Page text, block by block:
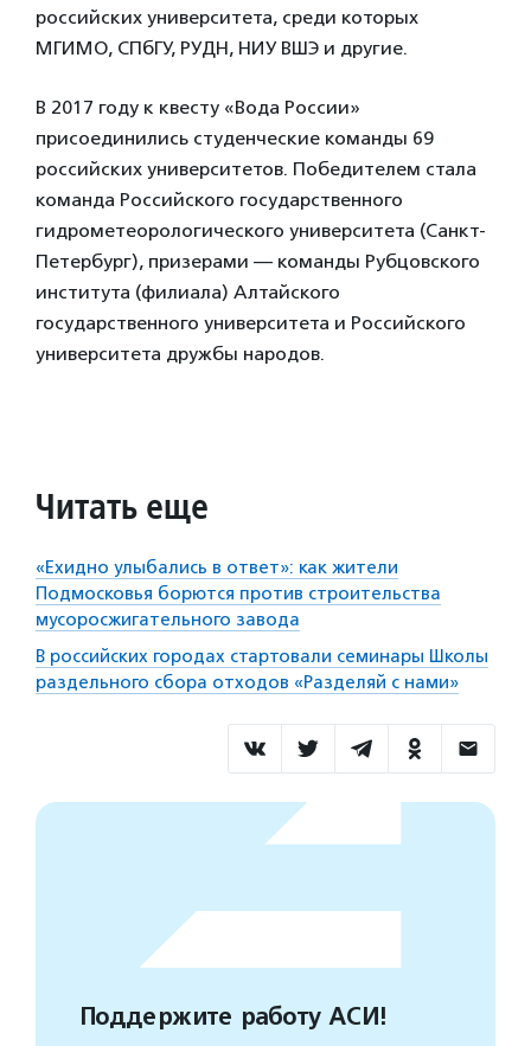
российских университета, среди которых
МГИМО, СПбГУ, РУДН, НИУ ВШЭ и другие.
В 2017 году к квесту «Вода России»
присоединились студенческие команды 69
российских университетов. Победителем стала
команда Российского государственного
гидрометеорологического университета (Санкт-
Петербург), призерами — команды Рубцовского
института (филиала) Алтайского
государственного университета и Российского
университета дружбы народов.
Читать еще
«Ехидно улыбались в ответ»: как жители
Подмосковья борются против строительства
мусоросжигательного завода
В российских городах стартовали семинары Школы
раздельного сбора отходов «Разделяй с нами»
Поддержите работу АСИ!